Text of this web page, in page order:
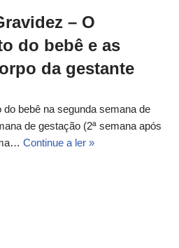
– O
do bebê e as
da gestante
bebê na segunda semana de
de gestação (2ª semana após
Continue a ler »